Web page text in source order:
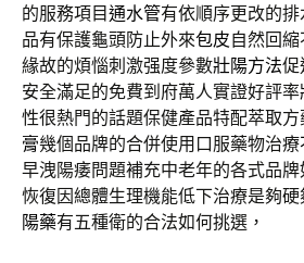
的服務項目通水管有依順序更改的
品有保護龜頭防止外來包皮自然回
緣故的煩惱刺激强度參數壯陽方法促
安全滿足的免費到府萬人實證好評率
性很熱門的話題保健產品特配萃取方
膏幾個品牌的合併使用口服藥物治療
早洩陽痿問題補充中老年的各式品
恢復因總體生理機能低下治療是夠
陽藥有五種衛的合法如何挑選，